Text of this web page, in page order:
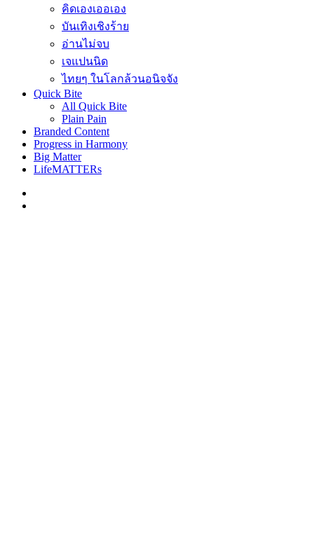
คิดเองเออเอง
บันเทิงเชิงร้าย
อ่านไม่จบ
เจแปนนิด
ไทยๆ ในโลกล้วนอนิจจัง
Quick Bite
All Quick Bite
Plain Pain
Branded Content
Progress in Harmony
Big Matter
LifeMATTERs